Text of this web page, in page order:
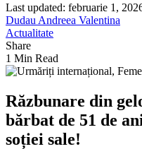
Last updated: februarie 1,
Dudau Andreea Valentina
Actualitate
Share
1 Min Read
Răzbunare din
bărbat de 51 de
soției sale!